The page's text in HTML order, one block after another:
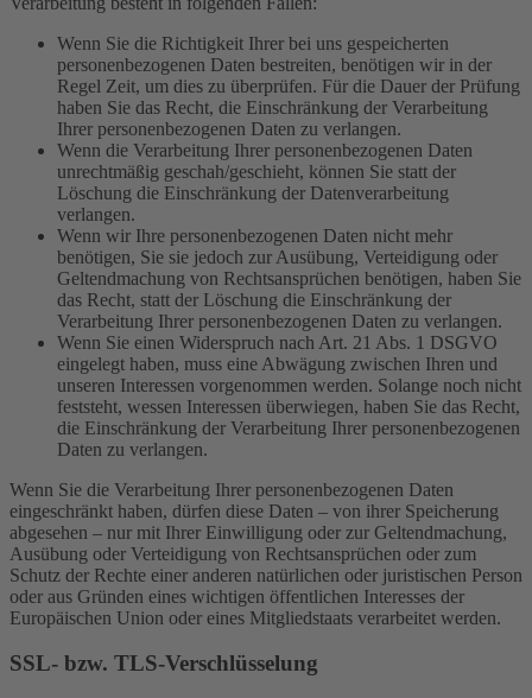
Wenn Sie die Richtigkeit Ihrer bei uns gespeicherten
personenbezogenen Daten bestreiten, benötigen wir in der
Regel Zeit, um dies zu überprüfen. Für die Dauer der Prüfung
haben Sie das Recht, die Einschränkung der Verarbeitung
Ihrer personenbezogenen Daten zu verlangen.
Wenn die Verarbeitung Ihrer personenbezogenen Daten
unrechtmäßig geschah/geschieht, können Sie statt der
Löschung die Einschränkung der Datenverarbeitung
verlangen.
Wenn wir Ihre personenbezogenen Daten nicht mehr
benötigen, Sie sie jedoch zur Ausübung, Verteidigung oder
Geltendmachung von Rechtsansprüchen benötigen, haben Sie
das Recht, statt der Löschung die Einschränkung der
Verarbeitung Ihrer personenbezogenen Daten zu verlangen.
Wenn Sie einen Widerspruch nach Art. 21 Abs. 1 DSGVO
eingelegt haben, muss eine Abwägung zwischen Ihren und
unseren Interessen vorgenommen werden. Solange noch nicht
feststeht, wessen Interessen überwiegen, haben Sie das Recht,
die Einschränkung der Verarbeitung Ihrer personenbezogenen
Daten zu verlangen.
Wenn Sie die Verarbeitung Ihrer personenbezogenen Daten
eingeschränkt haben, dürfen diese Daten – von ihrer Speicherung
abgesehen – nur mit Ihrer Einwilligung oder zur Geltendmachung,
Ausübung oder Verteidigung von Rechtsansprüchen oder zum
Schutz der Rechte einer anderen natürlichen oder juristischen Person
oder aus Gründen eines wichtigen öffentlichen Interesses der
Europäischen Union oder eines Mitgliedstaats verarbeitet werden.
SSL- bzw. TLS-Verschlüsselung